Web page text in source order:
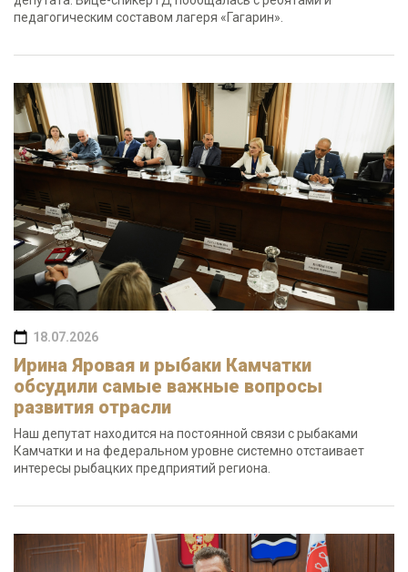
педагогическим составом лагеря «Гагарин».
18.07.2026
Ирина Яровая и рыбаки Камчатки
обсудили самые важные вопросы
развития отрасли
Наш депутат находится на постоянной связи с рыбаками
Камчатки и на федеральном уровне системно отстаивает
интересы рыбацких предприятий региона.